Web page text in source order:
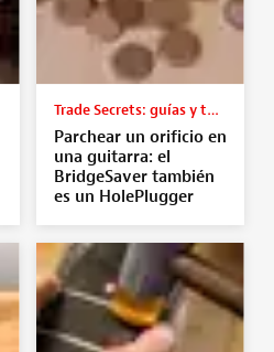
Trade Secrets: guías y tutoriales
Parchear un orificio en
una guitarra: el
BridgeSaver también
es un HolePlugger